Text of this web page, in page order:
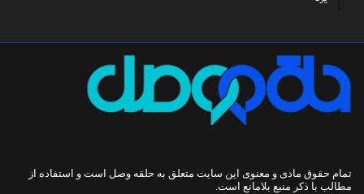
تمام حقوق مادی و معنوی این سایت متعلق به حلقه وصل است و استفاده از
مطالب با ذکر منبع بلامانع است.